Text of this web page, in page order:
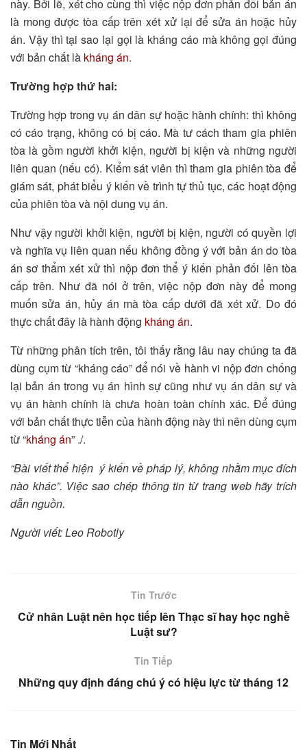
này. Bởi lẽ, xét cho cùng thì việc nộp đơn phản đối bản án
là mong được tòa cấp trên xét xử lại để sửa án hoặc hủy
án. Vậy thì tại sao lại gọi là kháng cáo mà không gọi đúng
với bản chất là kháng án.
Trường hợp thứ hai:
Trường hợp trong vụ án dân sự hoặc hành chính: thì không
có cáo trạng, không có bị cáo. Mà tư cách tham gia phiên
tòa là gồm người khởi kiện, người bị kiện và những người
liên quan (nếu có). Kiểm sát viên thì tham gia phiên tòa để
giám sát, phát biểu ý kiến về trình tự thủ tục, các hoạt động
của phiên tòa và nội dung vụ án.
Như vậy người khởi kiện, người bị kiện, người có quyền lợi
và nghĩa vụ liên quan nếu không đồng ý với bản án do tòa
án sơ thẩm xét xử thì nộp đơn thể ý kiến phản đối lên tòa
cấp trên. Như đã nói ở trên, việc nộp đơn này để mong
muốn sửa án, hủy án mà tòa cấp dưới đã xét xử. Do đó
thực chất đây là hành động kháng án.
Từ những phân tích trên, tôi thấy rằng lâu nay chúng ta đã
dùng cụm từ “kháng cáo” để nói về hành vi nộp đơn chống
lại bản án trong vụ án hình sự cũng như vụ án dân sự và
vụ án hành chính là chưa hoàn toàn chính xác. Để đúng
với bản chất thực tiễn của hành động này thì nên dùng cụm
từ “kháng án” ./.
“Bài viết thể hiện ý kiến về pháp lý, không nhằm mục đích
nào khác”. Việc sao chép thông tin từ trang web hãy trích
dẫn nguồn.
Người viết: Leo Robotly
Tin Trước
Cử nhân Luật nên học tiếp lên Thạc sĩ hay học nghề
Luật sư?
Tin Tiếp
Những quy định đáng chú ý có hiệu lực từ tháng 12
Tin Mới Nhất